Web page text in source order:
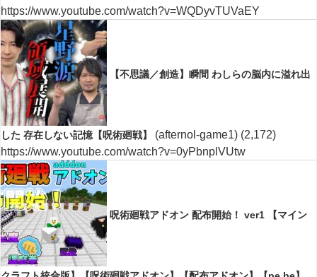
https://www.youtube.com/watch?v=WQDyvTUVaEY
【不思議／創造】瞬間 わしらの脳内に溢れ出
した 存在しない記憶【呪術廻戦】 (afternol-game1) (2,172)
https://www.youtube.com/watch?v=0yPbnplVUtw
呪術廻戦アドオン 配布開始！ ver1 【マイン